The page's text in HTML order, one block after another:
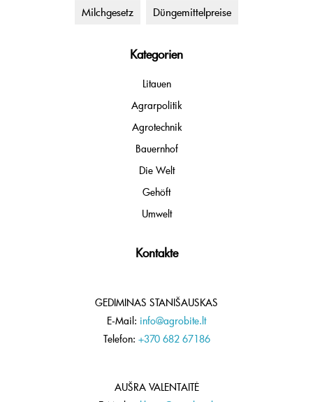
Milchgesetz Düngemittelpreise
Kategorien
Litauen
Agrarpolitik
Agrotechnik
Bauernhof
Die Welt
Gehöft
Umwelt
Kontakte
GEDIMINAS STANIŠAUSKAS
E-Mail: info@agrobite.lt
Telefon: +370 682 67186
AUŠRA VALENTAITĖ